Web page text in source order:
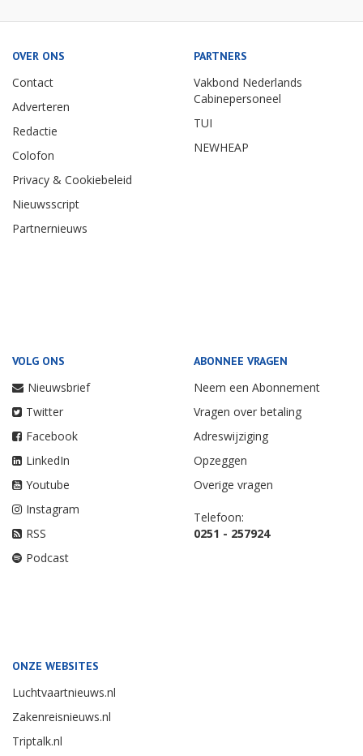
OVER ONS
Contact
Adverteren
Redactie
Colofon
Privacy & Cookiebeleid
Nieuwsscript
Partnernieuws
PARTNERS
Vakbond Nederlands
Cabinepersoneel
TUI
NEWHEAP
VOLG ONS
Nieuwsbrief
Twitter
Facebook
LinkedIn
Youtube
Instagram
RSS
Podcast
ABONNEE VRAGEN
Neem een Abonnement
Vragen over betaling
Adreswijziging
Opzeggen
Overige vragen
Telefoon:
0251 - 257924
ONZE WEBSITES
Luchtvaartnieuws.nl
Zakenreisnieuws.nl
Triptalk.nl